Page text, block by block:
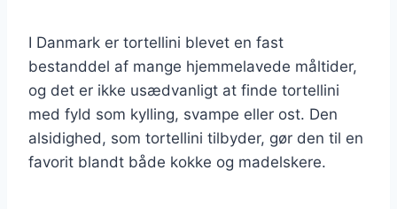
I Danmark er tortellini blevet en fast
bestanddel af mange hjemmelavede måltider,
og det er ikke usædvanligt at finde tortellini
med fyld som kylling, svampe eller ost. Den
alsidighed, som tortellini tilbyder, gør den til en
favorit blandt både kokke og madelskere.